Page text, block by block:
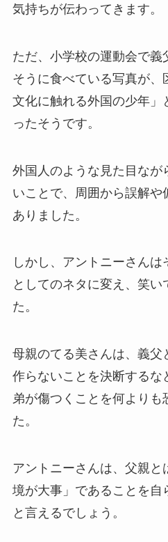
気持ちが伝わってきます。
ただ、小学校の運動会で義
そうに食べている写真が、
文化に触れる外国の少年」
ったそうです。
外国人のような見た目なが
いことで、周囲から誤解や
ありました。
しかし、アントニーさんは
としてのネタに変え、笑い
た。
母親のてる美さんは、義父
作らないことを決断するな
弟が傷つくことを何よりも
た。
アントニーさんは、父親と
境が大事」であることを自
と言えるでしょう。